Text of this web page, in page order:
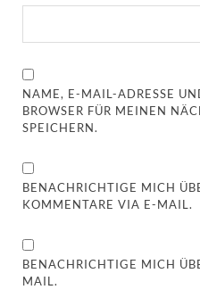
NAME, E-MAIL-ADRESSE
BROWSER FÜR MEINEN
SPEICHERN.
BENACHRICHTIGE MICH
KOMMENTARE VIA E-MAIL.
BENACHRICHTIGE MICH
MAIL.